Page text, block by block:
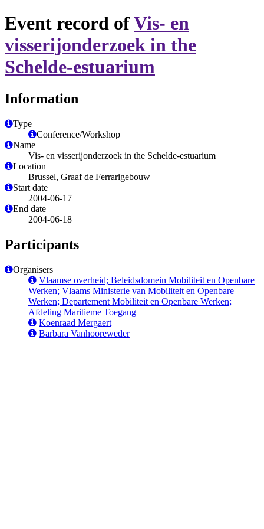
Event record ofVis- en
visserijonderzoek in the
Schelde-estuarium
Information
Type
Conference/Workshop
Name
Vis- en visserijonderzoek in the Schelde-estuarium
Location
Brussel, Graaf de Ferrarigebouw
Start date
2004-06-17
End date
2004-06-18
Participants
Organisers
Vlaamse overheid; Beleidsdomein Mobiliteit en Openbare
Werken; Vlaams Ministerie van Mobiliteit en Openbare
Werken; Departement Mobiliteit en Openbare Werken;
Afdeling Maritieme Toegang
Koenraad Mergaert
Barbara Vanhooreweder